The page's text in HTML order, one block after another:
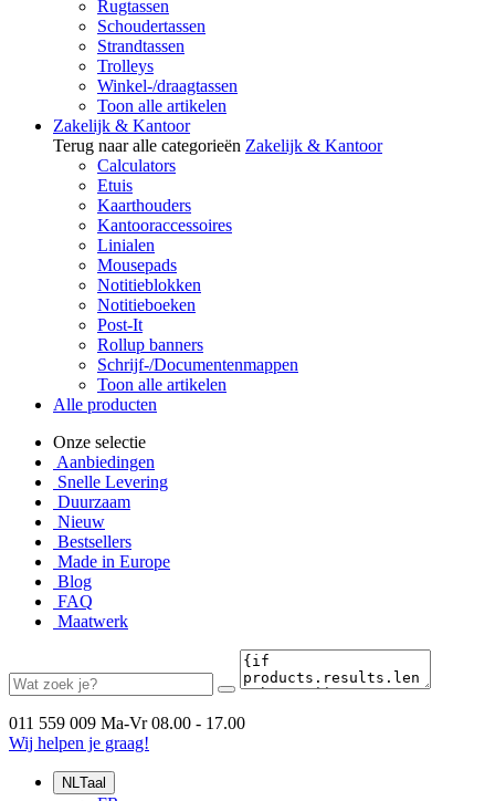
Rugtassen
Schoudertassen
Strandtassen
Trolleys
Winkel-/draagtassen
Toon alle artikelen
Zakelijk & Kantoor
Terug naar alle categorieën Zakelijk & Kantoor
Calculators
Etuis
Kaarthouders
Kantooraccessoires
Linialen
Mousepads
Notitieblokken
Notitieboeken
Post-It
Rollup banners
Schrijf-/Documentenmappen
Toon alle artikelen
Alle producten
Onze selectie
Aanbiedingen
Snelle Levering
Duurzaam
Nieuw
Bestsellers
Made in Europe
Blog
FAQ
Maatwerk
011 559 009 Ma-Vr 08.00 - 17.00
Wij helpen je graag!
NLTaal